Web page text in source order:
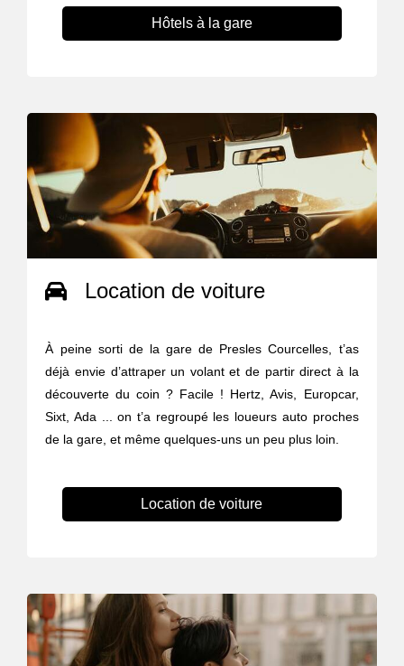
Hôtels à la gare
Location de voiture
À peine sorti de la gare de Presles Courcelles, t’as
déjà envie d’attraper un volant et de partir direct à la
découverte du coin ? Facile ! Hertz, Avis, Europcar,
Sixt, Ada ... on t’a regroupé les loueurs auto proches
de la gare, et même quelques-uns un peu plus loin.
Location de voiture